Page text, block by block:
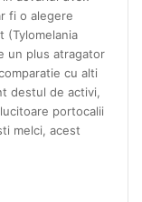
fi o alegere
(Tylomelania
un plus atragator
cu alti
destul de activi,
portocalii
melci, acest